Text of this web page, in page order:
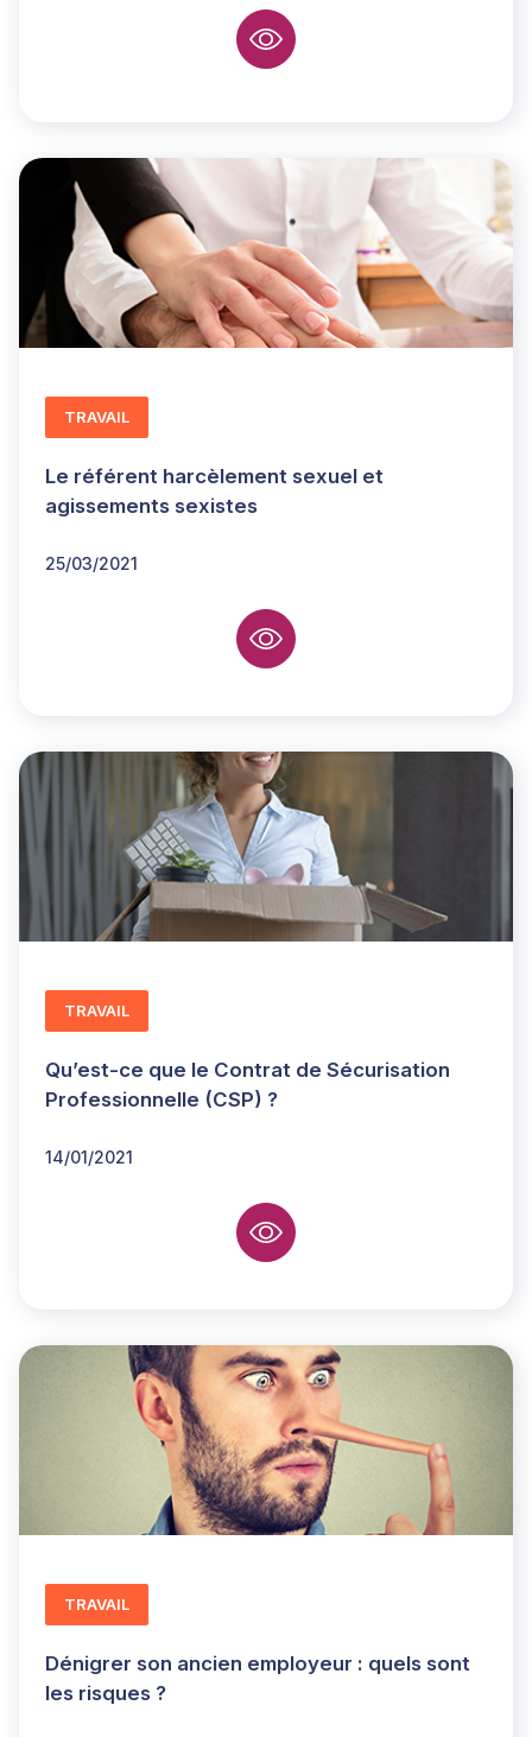
Le référent harcèlement sexuel et
agissements sexistes
25/03/2021
TRAVAIL
Qu’est-ce que le Contrat de Sécurisation
Professionnelle (CSP) ?
14/01/2021
TRAVAIL
Dénigrer son ancien employeur : quels sont
les risques ?
TRAVAIL